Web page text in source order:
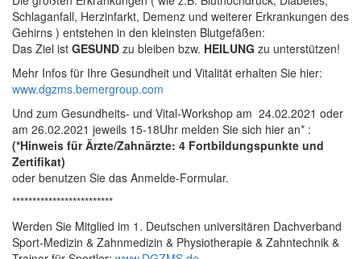
Schlaganfall, Herzinfarkt, Demenz und weiterer Erkrankungen des
Gehirns ) entstehen in den kleinsten Blutgefäßen:
Das Ziel ist GESUND zu bleiben bzw. HEILUNG zu unterstützen!
Mehr Infos für Ihre Gesundheit und Vitalität erhalten Sie hier:
www.dgzms.bemergroup.com
Und zum Gesundheits- und Vital-Workshop am 24.02.2021 oder
am 26.02.2021 jeweils 15-18Uhr melden Sie sich hier an* :
(*Hinweis für Ärzte/Zahnärzte: 4 Fortbildungspunkte und
Zertifikat)
oder benutzen Sie das Anmelde-Formular.
*************************
Werden Sie Mitglied im 1. Deutschen universitären Dachverband
Sport-Medizin & Zahnmedizin & Physiotherapie & Zahntechnik &